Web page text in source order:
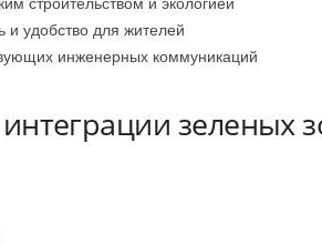
и удобство для жителей
инженерных коммуникаций
зеленых